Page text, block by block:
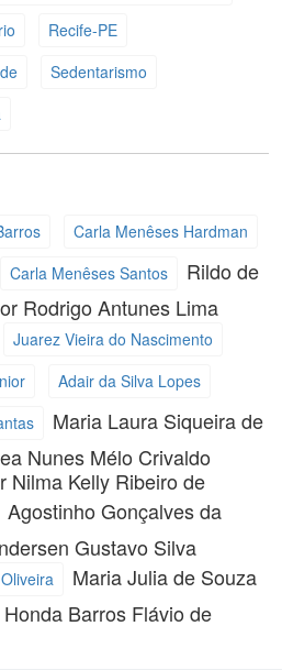
Recife-PE
Sedentarismo
Carla Menêses Hardman
Carla Menêses Santos
Rildo de
Rodrigo Antunes Lima
Juarez Vieira do Nascimento
Adair da Silva Lopes
Maria Laura Siqueira de
Nunes Mélo Crivaldo
Nilma Kelly Ribeiro de
Agostinho Gonçalves da
Gustavo Silva
Maria Julia de Souza
Barros Flávio de